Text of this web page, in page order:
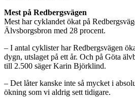
Mest på Redbergsvägen
Mest har cyklandet ökat på
Älvsborgsbron med 28 procent.
– I antal cyklister har Redbergsvägen
dygn, utslaget på ett år. Och på Göta
till 2.500 säger Karin Björklind.
– Det låter kanske inte så mycket i
ökning som vi aldrig sett tidigare.